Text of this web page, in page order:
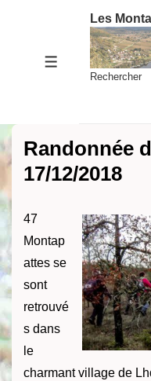
MENU
Les
Rechercher
Randonnée
17/12/2018
47
Montap
attes se
sont
retrouvé
s dans
le
charmant village de